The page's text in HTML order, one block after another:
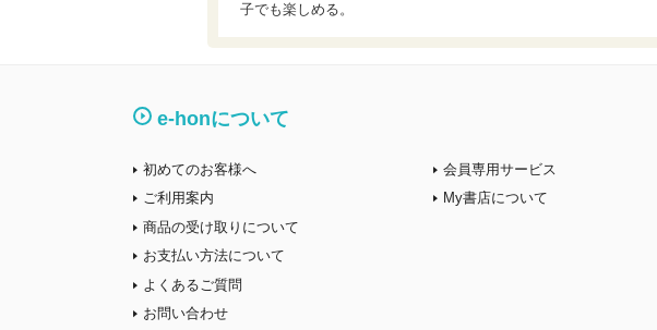
子でも楽しめる。
e-honについて
初めてのお客様へ
ご利用案内
商品の受け取りについて
お支払い方法について
よくあるご質問
お問い合わせ
会員専用サービス
My書店について